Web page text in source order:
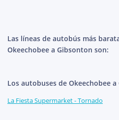
Las líneas de autobús más
Okeechobee a Gibsonton son:
Los autobuses de Okeechobee
La Fiesta Supermarket - Tornado